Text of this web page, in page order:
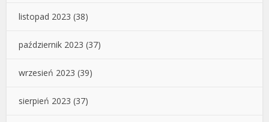
listopad 2023 (38)
październik 2023 (37)
wrzesień 2023 (39)
sierpień 2023 (37)